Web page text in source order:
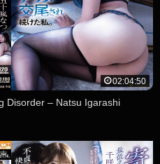
02:04:50
Disorder – Natsu Igarashi